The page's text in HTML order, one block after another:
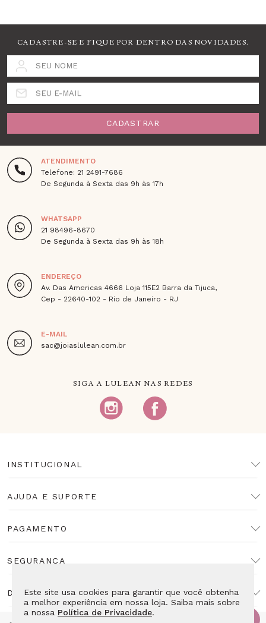
Este site usa cookies para garantir que você obtenha
a melhor experiência em nossa loja. Saiba mais sobre
a nossa Política de Privacidade.
CADASTRE-SE E FIQUE POR DENTRO DAS NOVIDADES.
SEU NOME
SEU E-MAIL
CADASTRAR
ATENDIMENTO
Telefone: 21 2491-7686
De Segunda à Sexta das 9h às 17h
WHATSAPP
21 98496-8670
De Segunda à Sexta das 9h às 18h
ENDEREÇO
Av. Das Americas 4666 Loja 115E2 Barra da Tijuca,
Cep - 22640-102 - Rio de Janeiro - RJ
E-MAIL
sac@joiaslulean.com.br
SIGA A LULEAN NAS REDES
INSTITUCIONAL
AJUDA E SUPORTE
PAGAMENTO
SEGURANÇA
DESENVOLVIMENTO